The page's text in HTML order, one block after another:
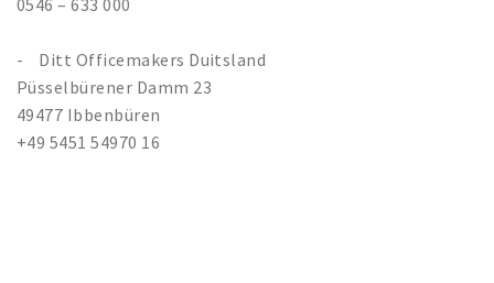
0546 – 633 000
-
Ditt Officemakers Duitsland
Püsselbürener Damm 23
49477 Ibbenbüren
+49 5451 54970 16